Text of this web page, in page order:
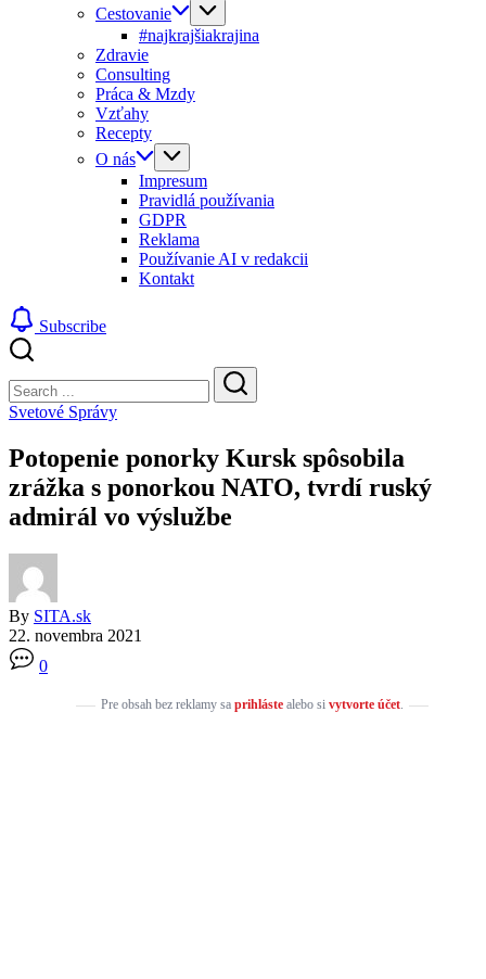
Cestovanie
#najkrajšiakrajina
Zdravie
Consulting
Práca & Mzdy
Vzťahy
Recepty
O nás
Impresum
Pravidlá používania
GDPR
Reklama
Používanie AI v redakcii
Kontakt
Subscribe
Search
Search
Svetové Správy
Potopenie ponorky Kursk spôsobila
zrážka s ponorkou NATO, tvrdí ruský
admirál vo výslužbe
By SITA.sk
22. novembra 2021
0
Pre obsah bez reklamy sa prihlástealebo si vytvorte účet.